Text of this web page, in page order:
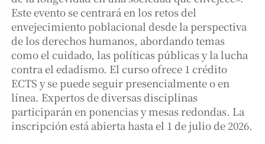
Este evento se centrará en los retos del
envejecimiento poblacional desde la perspectiva
de los derechos humanos, abordando temas
como el cuidado, las políticas públicas y la lucha
contra el edadismo. El curso ofrece 1 crédito
ECTS y se puede seguir presencialmente o en
línea. Expertos de diversas disciplinas
participarán en ponencias y mesas redondas. La
inscripción está abierta hasta el 1 de julio de 2026.